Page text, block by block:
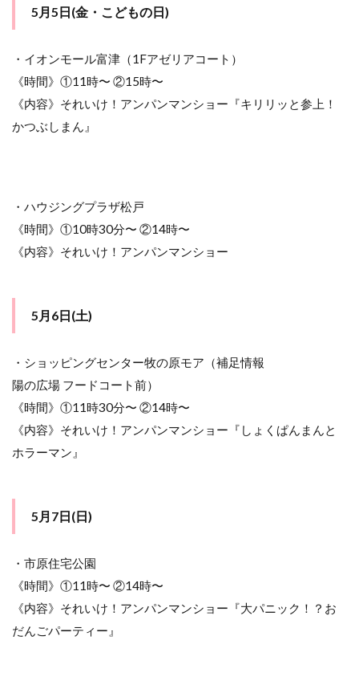
よっ
て内
様々♪
5月5日(金・こどもの日)
・イオンモール富津（1Fアゼリアコート）
《時間》①11時〜 ②15時〜
《内容》それいけ！アンパンマンショー『キリリッと参上！
かつぶしまん』
・ハウジングプラザ松戸
《時間》①10時30分〜 ②14時〜
《内容》それいけ！アンパンマンショー
5月6日(土)
・ショッピングセンター牧の原モア（補足情報
陽の広場 フードコート前）
《時間》①11時30分〜 ②14時〜
《内容》それいけ！アンパンマンショー『しょくぱんまんと
ホラーマン』
5月7日(日)
・市原住宅公園
《時間》①11時〜 ②14時〜
《内容》それいけ！アンパンマンショー『大パニック！？お
だんごパーティー』